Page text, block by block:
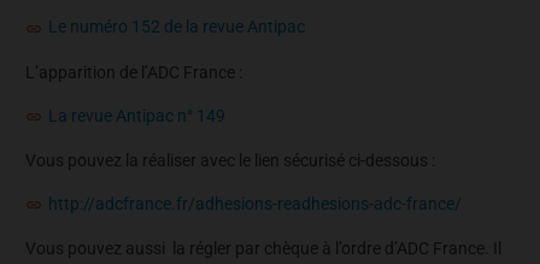
Le numéro 152 de la revue Antipac
L’apparition de l’ADC France :
La revue Antipac n° 149
Vous pouvez la réaliser avec le lien sécurisé ci-dessous :
http://adcfrance.fr/adhesions-readhesions-adc-france/
Vous pouvez aussi la régler par chèque à l’ordre d’ADC France. Il